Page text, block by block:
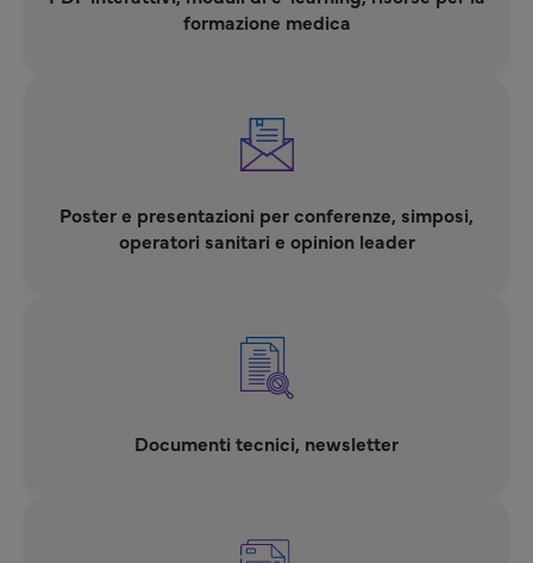
formazione medica
Poster e presentazioni per conferenze, simposi,
operatori sanitari e opinion leader
Documenti tecnici, newsletter